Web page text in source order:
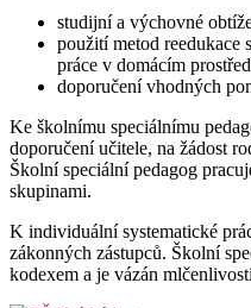
studijní a výchovné
použití metod reedukace
práce v domácím
doporučení vhodných
Ke školnímu speciálnímu
doporučení učitele, na žádost
Školní speciální pedagog
skupinami.
K individuální systematické
zákonných zástupců. Školní
kodexem a je vázán